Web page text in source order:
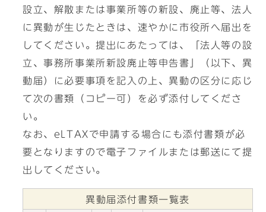
設立、解散または事業所等の新設、廃止等、法人
に異動が生じたときは、速やかに市役所へ届出を
してください。提出にあたっては、「法人等の設
立、事務所事業所新設廃止等申告書」（以下、異
動届）に必要事項を記入の上、異動の区分に応じ
て次の書類（コピー可）を必ず添付してくださ
い。
なお、eLTAXで申請する場合にも添付書類が必
要となりますので電子ファイルまたは郵送にて提
出してください。
異動届添付書類一覧表